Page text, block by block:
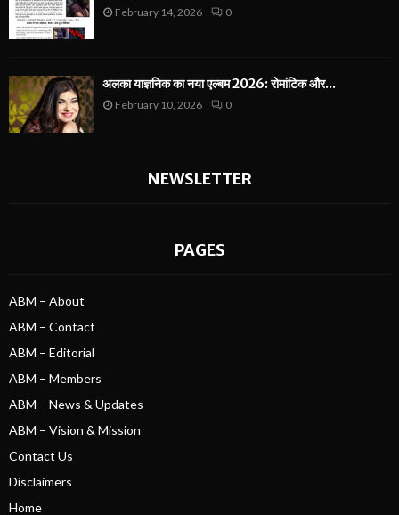
February 14, 2026 0
अलका याज्ञनिक का नया एल्बम 2026: रोमांटिक और...
February 10, 2026 0
NEWSLETTER
PAGES
ABM – About
ABM – Contact
ABM – Editorial
ABM – Members
ABM – News & Updates
ABM – Vision & Mission
Contact Us
Disclaimers
Home